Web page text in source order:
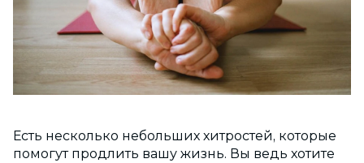
Есть несколько небольших хитростей, которые
помогут продлить вашу жизнь. Вы ведь хотите